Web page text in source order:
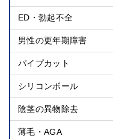
ED・勃起不全
男性の更年期障害
パイプカット
シリコンボール
陰茎の異物除去
薄毛・AGA